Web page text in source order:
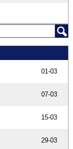
01-03
07-03
15-03
29-03